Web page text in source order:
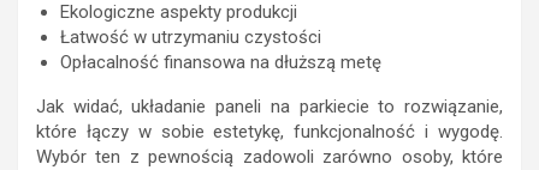
Ekologiczne aspekty produkcji
Łatwość w utrzymaniu czystości
Opłacalność finansowa na dłuższą metę
Jak widać, układanie paneli na parkiecie to rozwiązanie,
które łączy w sobie estetykę, funkcjonalność i wygodę.
Wybór ten z pewnością zadowoli zarówno osoby, które